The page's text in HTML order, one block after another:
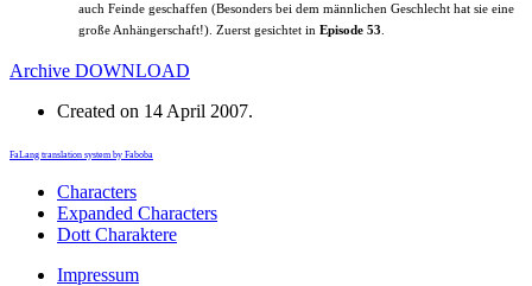
auch Feinde geschaffen (Besonders bei dem männlichen Geschlecht hat sie eine
große Anhängerschaft!). Zuerst gesichtet in Episode 53
Archive DOWNLOAD
Created on 14 April 2007.
FaLang translation system by Faboba
Characters
Expanded Characters
Dott Charaktere
Impressum